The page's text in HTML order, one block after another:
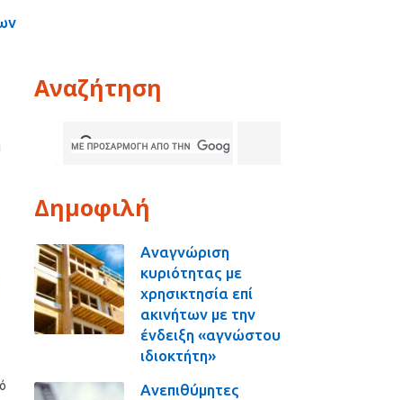
Αναζήτηση
Δημοφιλή
Αναγνώριση
κυριότητας με
χρησικτησία επί
ακινήτων με την
ένδειξη «αγνώστου
ιδιοκτήτη»
Ανεπιθύμητες